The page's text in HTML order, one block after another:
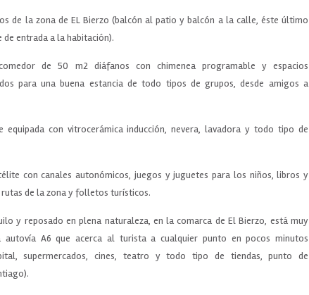
de la zona de EL Bierzo (balcón al patio y balcón a la calle, éste último
entrada a la habitación).
de 50 m2 diáfanos con chimenea programable y espacios
para una buena estancia de todo tipos de grupos, desde amigos a
equipada con vitrocerámica inducción, nevera, lavadora y todo tipo de
con canales autonómicos, juegos y juguetes para los niños, libros y
de la zona y folletos turísticos.
y reposado en plena naturaleza, en la comarca de El Bierzo, está muy
autovía A6 que acerca al turista a cualquier punto en pocos minutos
supermercados, cines, teatro y todo tipo de tiendas, punto de